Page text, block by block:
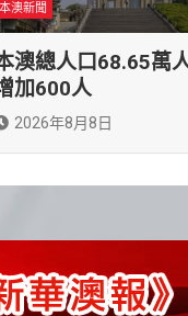
本澳新聞
澳總人口68.65萬
加600人
2026年8月8日